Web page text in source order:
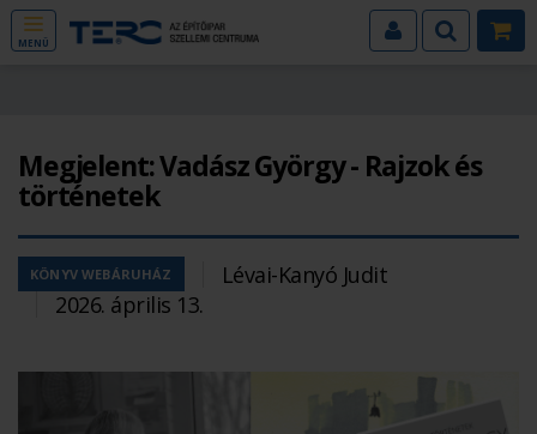
MENÜ
Megjelent: Vadász György - Rajzok és
történetek
KÖNYV WEBÁRUHÁZ
Lévai-Kanyó Judit
2026. április 13.